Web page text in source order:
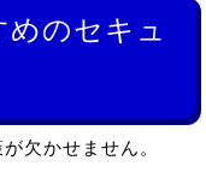
のセキュ
欠かせません。